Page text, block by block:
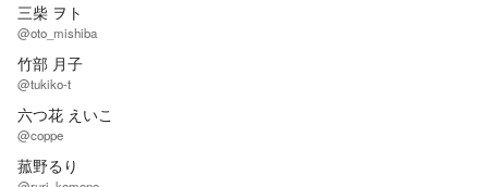
三柴 ヲト
@oto_mishiba
竹部 月子
@tukiko-t
六つ花 えいこ
@coppe
菰野るり